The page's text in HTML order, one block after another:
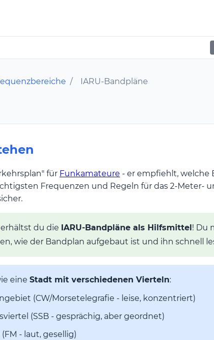
/ IARU-Bandpläne
für Funkamateure - er empfiehlt, welche
Frequenzen und Regeln für das 2-Meter-
erhältst du die IARU-Bandpläne als Hilfsmittel! Du
wie der Bandplan aufgebaut ist und ihn schnell
eine Stadt mit verschiedenen Vierteln:
(CW/Morsetelegrafie - leise, konzentriert)
(SSB - gesprächig, aber geordnet)
- laut, gesellig)